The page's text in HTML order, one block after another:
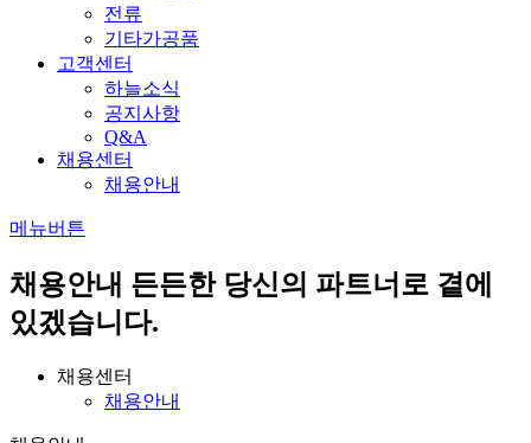
전류
기타가공품
고객센터
하늘소식
공지사항
Q&A
채용센터
채용안내
메뉴버튼
채용안내 든든한 당신의 파트너로 곁에
있겠습니다.
채용센터
채용안내